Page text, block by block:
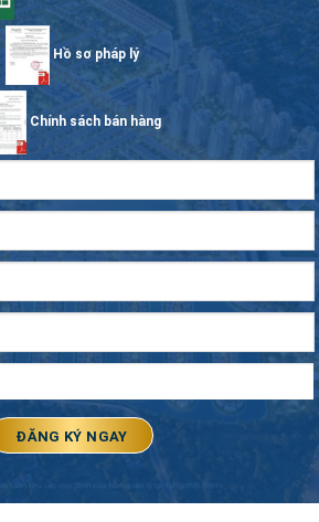
Hồ sơ pháp lý
Chính sách bán hàng